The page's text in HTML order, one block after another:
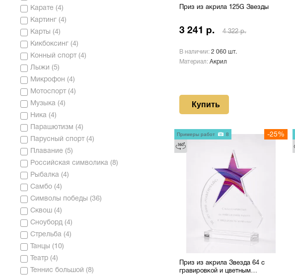
Карате (4)
Картинг (4)
Карты (4)
Кикбоксинг (4)
Конный спорт(4)
Лыжи (5)
Микрофон (4)
Мотоспорт(4)
Музыка (4)
Ника (4)
Парашютизм (4)
Парусный спорт(4)
Плавание (5)
Российская символика (8)
Рыбалка (4)
Самбо (4)
Символы победы (36)
Сквош (4)
Сноуборд (4)
Стрельба (4)
Танцы (10)
Театр (4)
Теннис большой (8)
Приз из акрила 125G Звезды
3 241 р. 4 322 р.
В наличии: 2 060 шт.
Материал: Акрил
Купить
Приз из акрила Звезда 64 с
гравировкой и цветным
-25%
Примеры работ 8